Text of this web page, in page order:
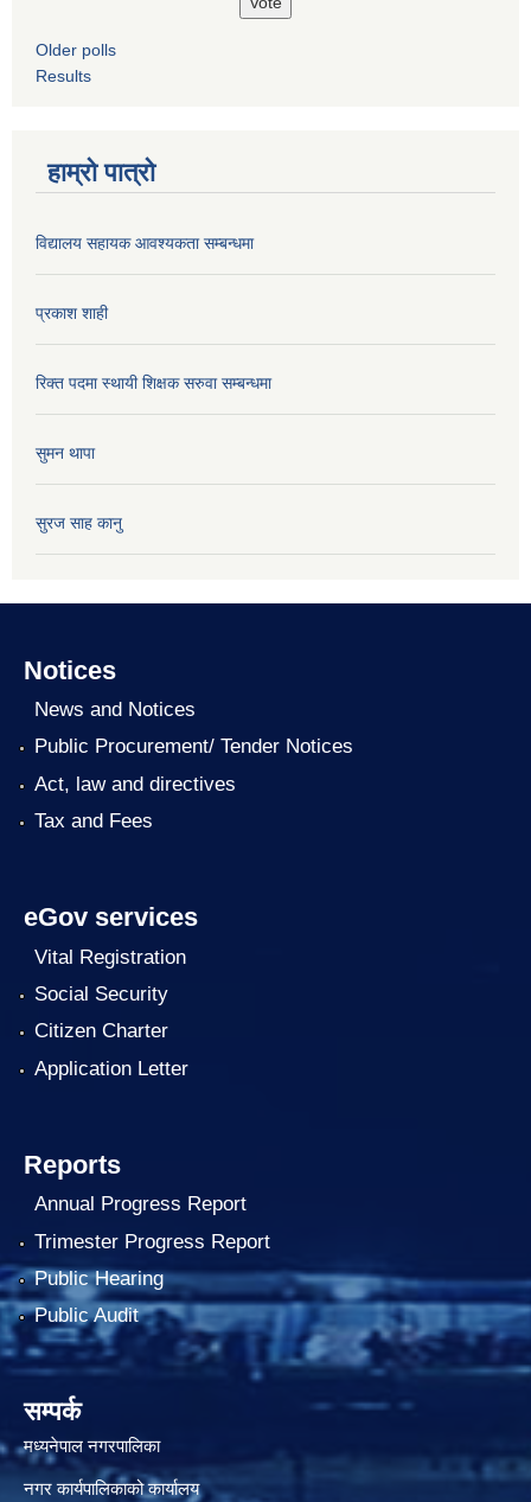
Older polls
Results
हाम्रो पात्रो
विद्यालय सहायक आवश्यकता सम्बन्धमा
प्रकाश शाही
रिक्त पदमा स्थायी शिक्षक सरुवा सम्बन्धमा
सुमन थापा
सुरज साह कानु
Notices
News and Notices
Public Procurement/ Tender Notices
Act, law and directives
Tax and Fees
eGov services
Vital Registration
Social Security
Citizen Charter
Application Letter
Reports
Annual Progress Report
Trimester Progress Report
Public Hearing
Public Audit
सम्पर्क
मध्यनेपाल नगरपालिका
नगर कार्यपालिकाको कार्यालय